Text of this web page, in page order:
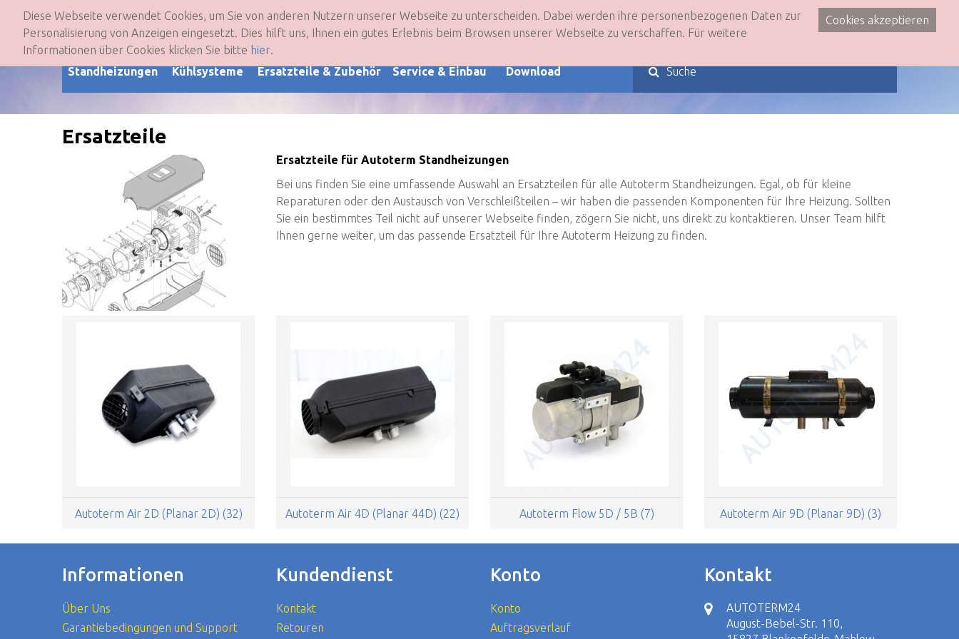
Mein Konto Warenkorb 0
Standheizungen
Kühlsysteme
Ersatzteile & Zubehör
Service & Einbau Download
Ersatzteile
Ersatzteile für Autoterm Standheizungen
Bei uns finden Sie eine umfassende Auswahl an Ersatzteilen für alle Autoterm Standheizungen. Egal, ob für kleine
Reparaturen oder den Austausch von Verschleißteilen – wir haben die passenden Komponenten für Ihre Heizung. Sollten
Sie ein bestimmtes Teil nicht auf unserer Webseite finden, zögern Sie nicht, uns direkt zu kontaktieren. Unser Team hilft
Ihnen gerne weiter, um das passende Ersatzteil für Ihre Autoterm Heizung zu finden.
Autoterm Air 2D (Planar 2D) (32) Autoterm Air 4D (Planar 44D) (22) Autoterm Flow 5D / 5B (7) Autoterm Air 9D (Planar 9D) (3)
Informationen
Über Uns
Garantiebedingungen und Support
Kundendienst
Kontakt
Retouren
Konto
Konto
Auftragsverlauf
Kontakt
AUTOTERM24
August-Bebel-Str. 110,
Cookies akzeptieren
Diese Webseite verwendet Cookies, um Sie von anderen Nutzern unserer Webseite zu unterscheiden. Dabei werden ihre personenbezogenen Daten zur
Personalisierung von Anzeigen eingesetzt. Dies hilft uns, Ihnen ein gutes Erlebnis beim Browsen unserer Webseite zu verschaffen. Für weitere
Informationen über Cookies klicken Sie bitte hier.